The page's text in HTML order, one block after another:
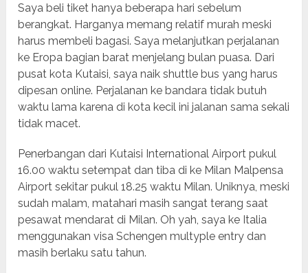
Saya beli tiket hanya beberapa hari sebelum
berangkat. Harganya memang relatif murah meski
harus membeli bagasi. Saya melanjutkan perjalanan
ke Eropa bagian barat menjelang bulan puasa. Dari
pusat kota Kutaisi, saya naik shuttle bus yang harus
dipesan online. Perjalanan ke bandara tidak butuh
waktu lama karena di kota kecil ini jalanan sama sekali
tidak macet.
Penerbangan dari Kutaisi International Airport pukul
16.00 waktu setempat dan tiba di ke Milan Malpensa
Airport sekitar pukul 18.25 waktu Milan. Uniknya, meski
sudah malam, matahari masih sangat terang saat
pesawat mendarat di Milan. Oh yah, saya ke Italia
menggunakan visa Schengen multyple entry dan
masih berlaku satu tahun.